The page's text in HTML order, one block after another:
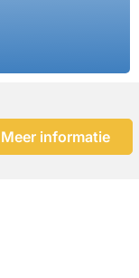
Meer informatie